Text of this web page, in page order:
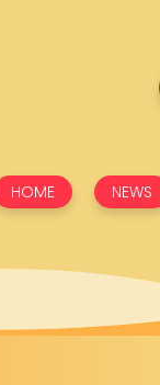
HOME NEWS